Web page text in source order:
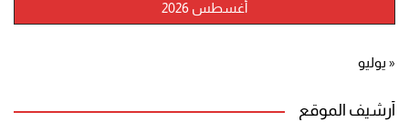
أغسطس 2026
« يوليو
أرشيف الموقع